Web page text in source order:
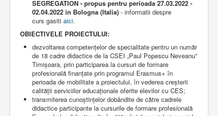
SEGREGATION - propus pentru perioada 27.03.2022 -
02.04.2022 in Bologna (Italia) - informatii despre
curs gasiti aici.
OBIECTIVELE PROIECTULUI:
dezvoltarea competențelor de specialitate pentru un număr
de 18 cadre didactice de la CSEI „Paul Popescu Neveanu”
Timișoara, prin participarea la cursuri de formare
profesională finanțate prin programul Erasmus+ în
perioada de mobilitate a proiectului, în vederea creșterii
calității serviciilor educaționale oferite elevilor cu CES;
transmiterea cunoștințelor dobândite de către cadrele
didactice participante la cursurile de formare profesională